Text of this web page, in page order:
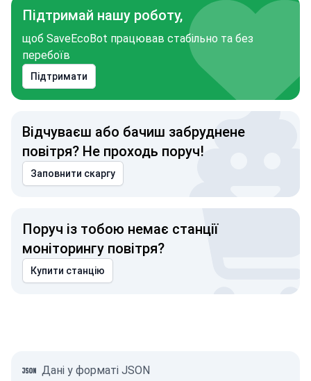
Підтримай нашу роботу,
щоб SaveEcoBot працював стабільно та без
перебоїв
Підтримати
Відчуваєш або бачиш забруднене
повітря? Не проходь поруч!
Заповнити скаргу
Поруч із тобою немає станції
моніторингу повітря?
Купити станцію
Дані у форматі JSON